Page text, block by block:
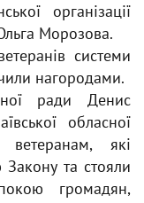
організації
Морозова.
системи
нагородами.
ради Денис
обласної
які
та стояли
громадян,